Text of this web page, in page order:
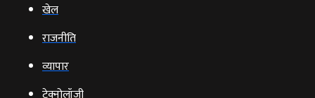
खेल
राजनीति
व्‍यापार